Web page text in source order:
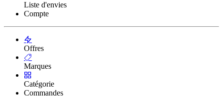
Liste d'envies
Compte
Offres
Marques
Catégorie
Commandes